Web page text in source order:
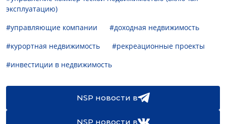
эксплуатацию)
#управляющие компании
#доходная недвижимость
#курортная недвижимость
#рекреационные проекты
#инвестиции в недвижимость
NSP новости в
NSP новости в